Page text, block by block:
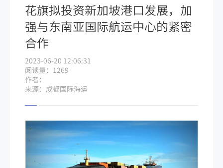
花旗拟投资新加坡港口发展，加
强与东南亚国际航运中心的紧密
合作
2023-06-20 12:06:31
阅读量：1269
作者：
来源：成都国际海运